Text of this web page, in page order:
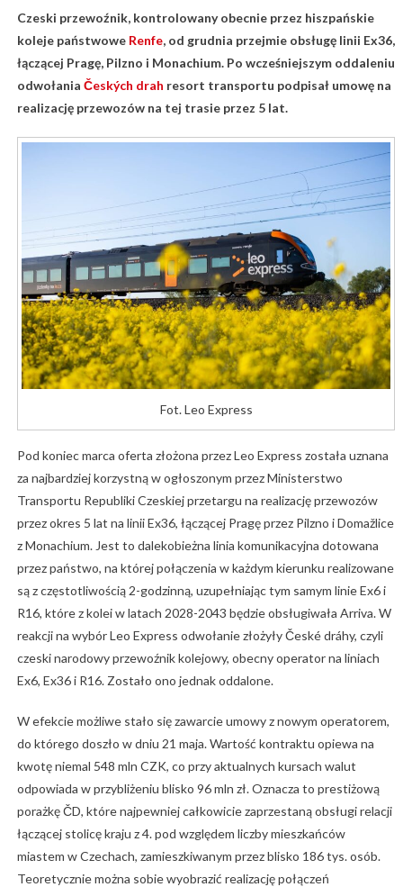
Czeski przewoźnik, kontrolowany obecnie przez hiszpańskie
koleje państwowe Renfe, od grudnia przejmie obsługę linii Ex36,
łączącej Pragę, Pilzno i Monachium. Po wcześniejszym oddaleniu
odwołania Českých drah resort transportu podpisał umowę na
realizację przewozów na tej trasie przez 5 lat.
Fot. Leo Express
Pod koniec marca oferta złożona przez Leo Express została uznana
za najbardziej korzystną w ogłoszonym przez Ministerstwo
Transportu Republiki Czeskiej przetargu na realizację przewozów
przez okres 5 lat na linii Ex36, łączącej Pragę przez Pilzno i Domažlice
z Monachium. Jest to dalekobieżna linia komunikacyjna dotowana
przez państwo, na której połączenia w każdym kierunku realizowane
są z częstotliwością 2-godzinną, uzupełniając tym samym linie Ex6 i
R16, które z kolei w latach 2028-2043 będzie obsługiwała Arriva. W
reakcji na wybór Leo Express odwołanie złożyły České dráhy, czyli
czeski narodowy przewoźnik kolejowy, obecny operator na liniach
Ex6, Ex36 i R16. Zostało ono jednak oddalone.
W efekcie możliwe stało się zawarcie umowy z nowym operatorem,
do którego doszło w dniu 21 maja. Wartość kontraktu opiewa na
kwotę niemal 548 mln CZK, co przy aktualnych kursach walut
odpowiada w przybliżeniu blisko 96 mln zł. Oznacza to prestiżową
porażkę ČD, które najpewniej całkowicie zaprzestaną obsługi relacji
łączącej stolicę kraju z 4. pod względem liczby mieszkańców
miastem w Czechach, zamieszkiwanym przez blisko 186 tys. osób.
Teoretycznie można sobie wyobrazić realizację połączeń